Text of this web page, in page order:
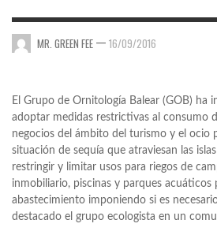
MR. GREEN FEE — 16/09/2016
El Grupo de Ornitología Balear (GOB) ha
adoptar medidas restrictivas al consumo
negocios del ámbito del turismo y el ocio
situación de sequía que atraviesan las
restringir y limitar usos para riegos de
inmobiliario, piscinas y parques acuáticos
abastecimiento imponiendo si es
destacado el grupo ecologista en un